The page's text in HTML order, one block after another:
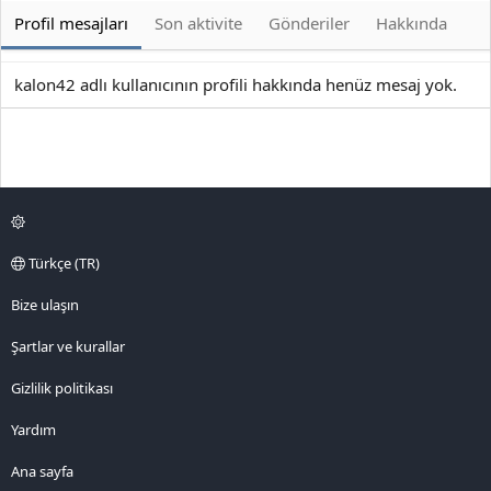
Profil mesajları Son aktivite Gönderiler Hakkında
kalon42 adlı kullanıcının profili hakkında henüz mesaj yok.
Türkçe (TR)
Bize ulaşın
Şartlar ve kurallar
Gizlilik politikası
Yardım
Ana sayfa